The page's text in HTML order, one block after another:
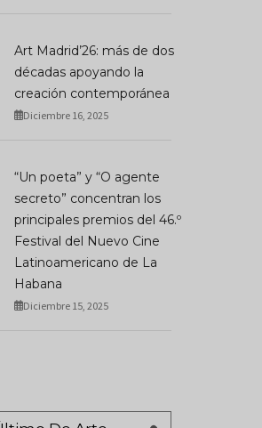
NOVIEMBRE 18, 2025
Art Madrid’26: más de dos
décadas apoyando la
creación contemporánea
Diciembre 16, 2025
“Un poeta” y “O agente
secreto” concentran los
principales premios del 46.º
Festival del Nuevo Cine
Latinoamericano de La
Habana
Diciembre 15, 2025